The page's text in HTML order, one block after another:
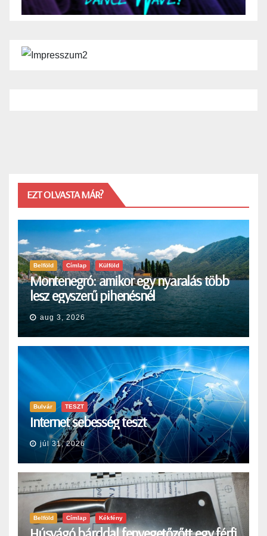
EZT OLVASTA MÁR?
Belföld Címlap Külföld
Montenegró: amikor egy nyaralás több
lesz egyszerű pihenésnél
aug 3, 2026
Bulvár TESZT
Internet sebesség teszt
júl 31, 2026
Belföld Címlap Kékfény